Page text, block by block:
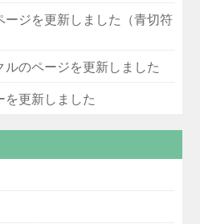
ージを更新しました（青切符
ルのページを更新しました
更新しました